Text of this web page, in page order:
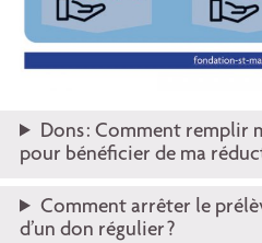
Dons : Comment remplir
pour bénéficier de ma
Comment arrêter le
d’un don régulier ?